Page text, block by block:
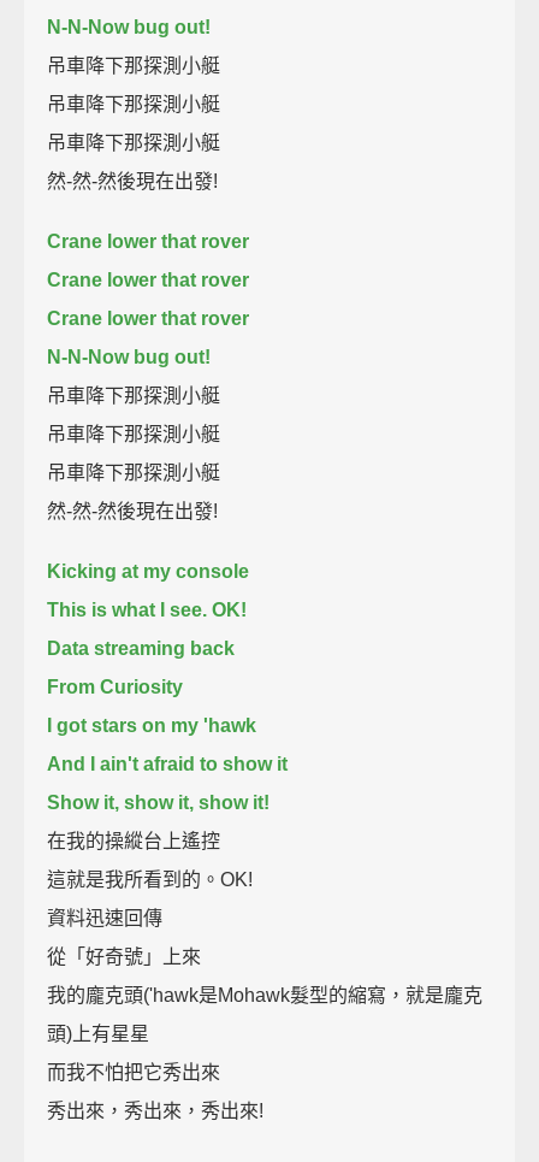
N-N-Now bug out!
吊車降下那探測小艇
吊車降下那探測小艇
吊車降下那探測小艇
然-然-然後現在出發!
Crane lower that rover
Crane lower that rover
Crane lower that rover
N-N-Now bug out!
吊車降下那探測小艇
吊車降下那探測小艇
吊車降下那探測小艇
然-然-然後現在出發!
Kicking at my console
This is what I see. OK!
Data streaming back
From Curiosity
I got stars on my 'hawk
And I ain't afraid to show it
Show it, show it, show it!
在我的操縱台上遙控
這就是我所看到的。OK!
資料迅速回傳
從「好奇號」上來
我的龐克頭('hawk是Mohawk髮型的縮寫，就是龐克
頭)上有星星
而我不怕把它秀出來
秀出來，秀出來，秀出來!